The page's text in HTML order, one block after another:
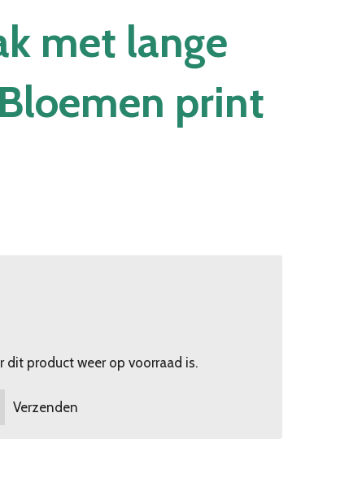
met lange
print
dit product weer op voorraad is.
Verzenden